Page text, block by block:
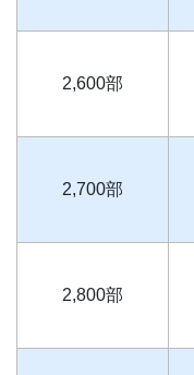
2,600部
2,700部
2,800部